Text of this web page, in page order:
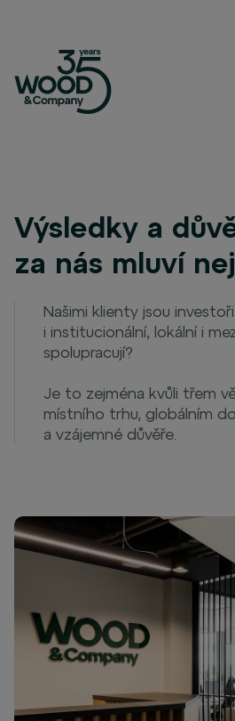
Výsledky a
za nás mluví
Našimi klienty jsou
i institucionální, lokální i
spolupracují?
Je to zejména kvůli třem
místního trhu, globálním
a vzájemné důvěře.